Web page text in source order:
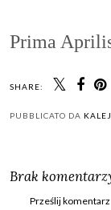
Prima
SHARE:
PUBBLICATO DA
Brak
Prześlij komentarz